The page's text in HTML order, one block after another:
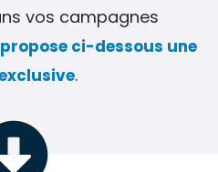
vos campagnes
ci-dessous une
.